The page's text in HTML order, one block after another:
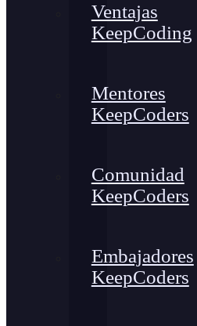
Ventajas
KeepCoding
Mentores
KeepCoders
Comunidad
KeepCoders
Embajadores
KeepCoders